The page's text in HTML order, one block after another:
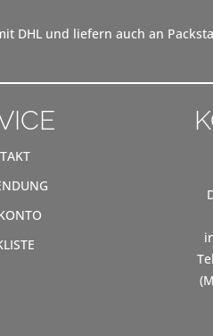
DHL und liefern auch an